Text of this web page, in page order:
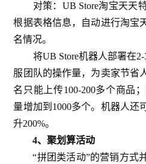
对策：UB Store淘宝天天
根据表格信息，自动进行淘宝
名情况。
将UB Store机器人部署在2-
服团队的操作量，为卖家节省
名只能上传100-200多个商品
量增加到1000多个。机器人还
升200%。
4、聚划算活动
“拼团类活动”的营销方式